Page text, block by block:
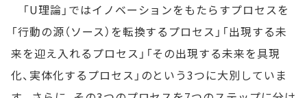
「U理論」ではイノベーションをもたらすプロセスを
「行動の源（ソース）を転換するプロセス」「出現する未
来を迎え入れるプロセス」「その出現する未来を具現
化、実体化するプロセス」のという3つに大別していま